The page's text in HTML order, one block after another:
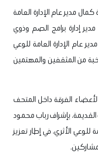
مدير عام الإدارة العامة
مدير إدارة برامج الصم وذوي
عام الإدارة العامة للوعي
نخبة من المثقفين والمهتمين
الفرقة داخل المتحف
بإشراف رباب محمود
للوعي الأثري، في إطار تعزيز